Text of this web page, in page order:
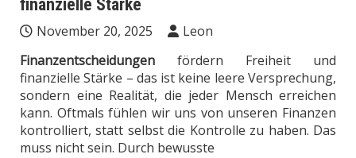
finanzielle Stärke
November 20, 2025
Leon
Finanzentscheidungen fördern Freiheit und
finanzielle Stärke – das ist keine leere Versprechung,
sondern eine Realität, die jeder Mensch erreichen
kann. Oftmals fühlen wir uns von unseren Finanzen
kontrolliert, statt selbst die Kontrolle zu haben. Das
muss nicht sein. Durch bewusste